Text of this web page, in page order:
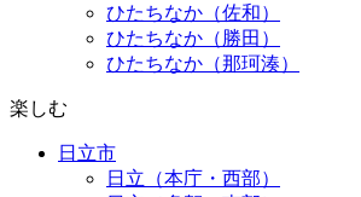
ひたちなか（佐和）
ひたちなか（勝田）
ひたちなか（那珂湊）
楽しむ
日立市
日立（本庁・西部）